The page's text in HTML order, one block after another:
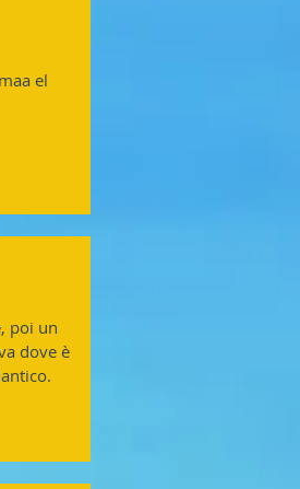
el
poi un
dove è